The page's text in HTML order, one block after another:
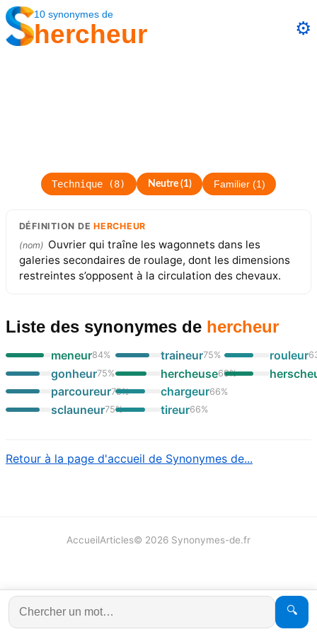
10synonymes de
hercheur ⚙️
Technique (8) Neutre(1) Familier(1 )
DÉFINITION DEHERCHEUR
(nom) Ouvrier qui traîne les wagonnets dans les
galeries secondaires de roulage, dont les dimensions
restreintes s’opposent à la circulation des chevaux.
Liste des synonymes de hercheur
meneur84%
gonheur75%
parcoureur75%
sclauneur75%
traineur75%
hercheuse69%
chargeur66%
tireur66%
rouleur
Retour à la page d'accueil de Synonymes de...
🔍
AccueilArticles© 2026 Synonymes-de.fr